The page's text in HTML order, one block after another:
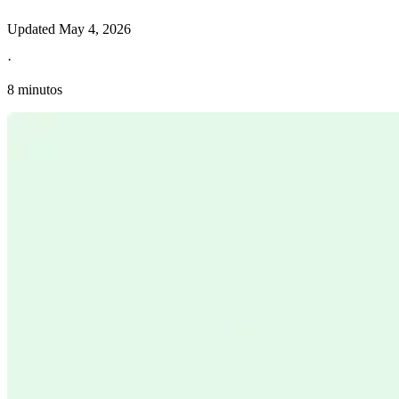
Updated May 4, 2026
·
8 minutos